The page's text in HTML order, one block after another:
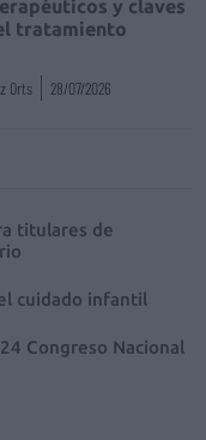
y claves
tratamiento
Orts 28/07/2026
titulares de
cuidado infantil
Congreso Nacional